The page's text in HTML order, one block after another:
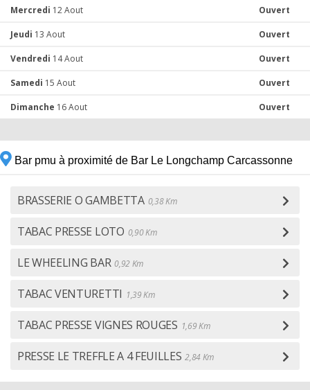
Mercredi 12 Aout Ouvert
Jeudi 13 Aout Ouvert
Vendredi 14 Aout Ouvert
Samedi 15 Aout Ouvert
Dimanche 16 Aout Ouvert
Bar pmu à proximité de Bar Le Longchamp Carcassonne
BRASSERIE O GAMBETTA 0,38 Km
TABAC PRESSE LOTO 0,90 Km
LE WHEELING BAR 0,92 Km
TABAC VENTURETTI 1,39 Km
TABAC PRESSE VIGNES ROUGES 1,69 Km
PRESSE LE TREFFLE A 4 FEUILLES 2,84 Km